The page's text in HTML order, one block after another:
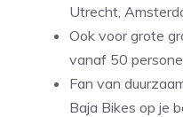
Utrecht,
Ook voor grote
vanaf 50
Fan van
Baja Bikes op je